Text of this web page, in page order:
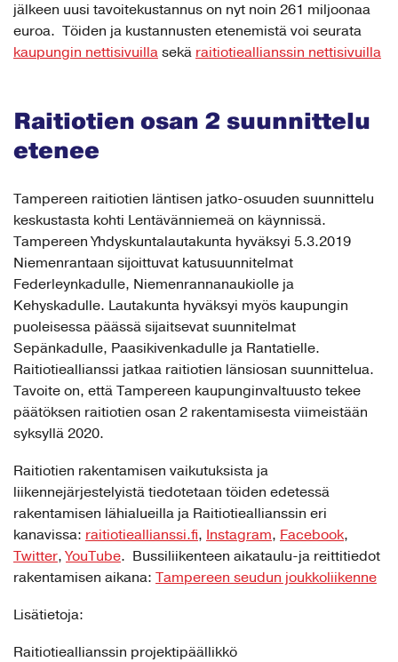
jälkeen uusi tavoitekustannus on nyt noin 261 miljoonaa
euroa. Töiden ja kustannusten etenemistä voi seurata
kaupungin nettisivuilla sekä raitiotieallianssin nettisivuilla
Raitiotien osan 2 suunnittelu
etenee
Tampereen raitiotien läntisen jatko-osuuden suunnittelu
keskustasta kohti Lentävänniemeä on käynnissä.
Tampereen Yhdyskuntalautakunta hyväksyi 5.3.2019
Niemenrantaan sijoittuvat katusuunnitelmat
Federleynkadulle, Niemenrannanaukiolle ja
Kehyskadulle. Lautakunta hyväksyi myös kaupungin
puoleisessa päässä sijaitsevat suunnitelmat
Sepänkadulle, Paasikivenkadulle ja Rantatielle.
Raitiotieallianssi jatkaa raitiotien länsiosan suunnittelua.
Tavoite on, että Tampereen kaupunginvaltuusto tekee
päätöksen raitiotien osan 2 rakentamisesta viimeistään
syksyllä 2020.
Raitiotien rakentamisen vaikutuksista ja
liikennejärjestelyistä tiedotetaan töiden edetessä
rakentamisen lähialueilla ja Raitiotieallianssin eri
kanavissa: raitiotieallianssi.fi, Instagram, Facebook,
Twitter,YouTube. Bussiliikenteen aikataulu-ja reittitiedot
rakentamisen aikana: Tampereen seudun joukkoliikenne
Lisätietoja:
Raitiotieallianssin projektipäällikkö